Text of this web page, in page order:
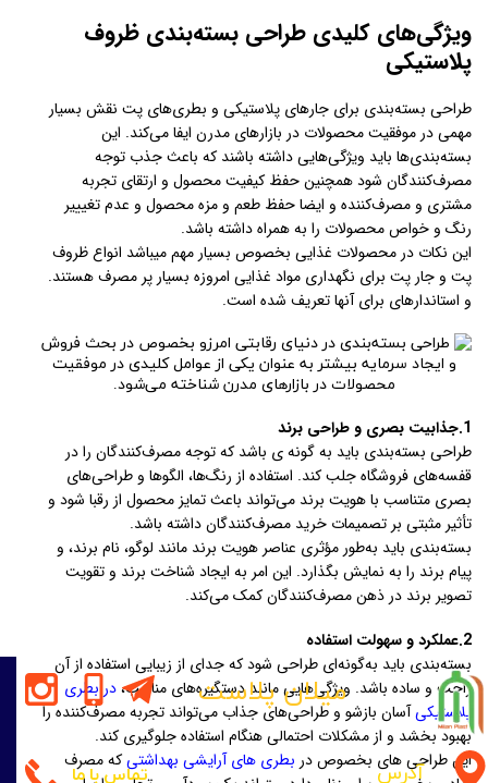
ویژگی‌های کلیدی طراحی بسته‌بندی ظروف
پلاستیکی
طراحی بسته‌بندی برای جارهای پلاستیکی و بطری‌های پت نقش بسیار
مهمی در موفقیت محصولات در بازارهای مدرن ایفا می‌کند. این
بسته‌بندی‌ها باید ویژگی‌هایی داشته باشند که باعث جذب توجه
مصرف‌کنندگان شود همچنین حفظ کیفیت محصول و ارتقای تجربه
مشتری و مصرف‌کننده و ایضا حفظ طعم و مزه محصول و عدم تغیییر
رنگ و خواص محصولات را به همراه داشته باشد.
این نکات در محصولات غذایی بخصوص بسیار مهم میباشد انواع ظروف
پت و جار پت برای نگهداری مواد غذایی امروزه بسیار پر مصرف هستند.
و استاندارهای برای آنها تعریف شده است.
1.جذابیت بصری و طراحی برند
طراحی بسته‌بندی باید به گونه ی باشد که توجه مصرف‌کنندگان را در
قفسه‌های فروشگاه جلب کند. استفاده از رنگ‌ها، الگوها و طراحی‌های
بصری متناسب با هویت برند می‌تواند باعث تمایز محصول از رقبا شود و
تأثیر مثبتی بر تصمیمات خرید مصرف‌کنندگان داشته باشد.
بسته‌بندی باید به‌طور مؤثری عناصر هویت برند مانند لوگو، نام برند، و
پیام برند را به نمایش بگذارد. این امر به ایجاد شناخت برند و تقویت
تصویر برند در ذهن مصرف‌کنندگان کمک می‌کند.
2.عملکرد و سهولت استفاده
بسته‌بندی باید به‌گونه‌ای طراحی شود که جدای از زیبایی استفاده از آن
راحت و ساده باشد. ویژگی‌هایی مانند دستگیره‌های مناسب،در بطری
پلاستیکیآسان بازشو و طراحی‌های جذاب می‌تواند تجربه مصرف‌کننده را
بهبود بخشد و از مشکلات احتمالی هنگام استفاده جلوگیری کند.
این طراحی های بخصوص در بطری های آرایشی بهداشتیکه مصرف
تماس با ما
میلان پلاست
آدرس